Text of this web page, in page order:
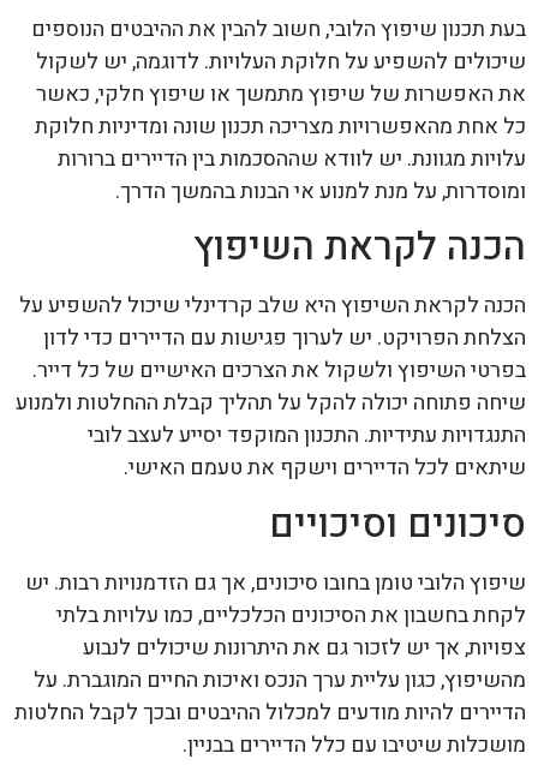
בעת תכנון שיפוץ הלובי, חשוב להבין את ההיבטים הנוספים
שיכולים להשפיע על חלוקת העלויות. לדוגמה, יש לשקול
את האפשרות של שיפוץ מתמשך או שיפוץ חלקי, כאשר
כל אחת מהאפשרויות מצריכה תכנון שונה ומדיניות חלוקת
עלויות מגוונת. יש לוודא שההסכמות בין הדיירים ברורות
ומוסדרות, על מנת למנוע אי הבנות בהמשך הדרך.
הכנה לקראת השיפוץ
הכנה לקראת השיפוץ היא שלב קרדינלי שיכול להשפיע על
הצלחת הפרויקט. יש לערוך פגישות עם הדיירים כדי לדון
בפרטי השיפוץ ולשקול את הצרכים האישיים של כל דייר.
שיחה פתוחה יכולה להקל על תהליך קבלת ההחלטות ולמנוע
התנגדויות עתידיות. התכנון המוקפד יסייע לעצב לובי
שיתאים לכל הדיירים וישקף את טעמם האישי.
סיכונים וסיכויים
שיפוץ הלובי טומן בחובו סיכונים, אך גם הזדמנויות רבות. יש
לקחת בחשבון את הסיכונים הכלכליים, כמו עלויות בלתי
צפויות, אך יש לזכור גם את היתרונות שיכולים לנבוע
מהשיפוץ, כגון עליית ערך הנכס ואיכות החיים המוגברת. על
הדיירים להיות מודעים למכלול ההיבטים ובכך לקבל החלטות
מושכלות שיטיבו עם כלל הדיירים בבניין.